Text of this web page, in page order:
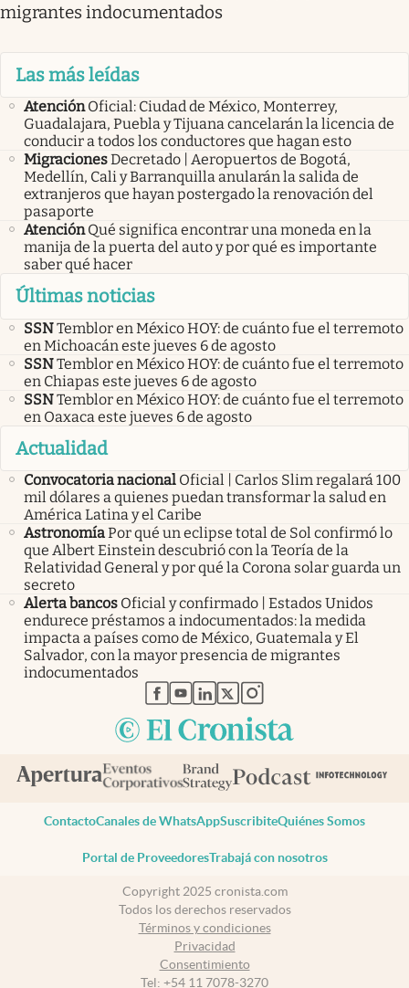
migrantes indocumentados
Las más leídas
Atención Oficial: Ciudad de México, Monterrey,
Guadalajara, Puebla y Tijuana cancelarán la licencia de
conducir a todos los conductores que hagan esto
MigracionesDecretado | Aeropuertos de Bogotá,
Medellín, Cali y Barranquilla anularán la salida de
extranjeros que hayan postergado la renovación del
pasaporte
Atención Qué significa encontrar una moneda en la
manija de la puerta del auto y por qué es importante
saber qué hacer
Últimas noticias
SSNTemblor en México HOY: de cuánto fue el terremoto
en Michoacán este jueves 6 de agosto
SSNTemblor en México HOY: de cuánto fue el terremoto
en Chiapas este jueves 6 de agosto
SSNTemblor en México HOY: de cuánto fue el terremoto
en Oaxaca este jueves 6 de agosto
Actualidad
Convocatoria nacional Oficial | Carlos Slim regalará 100
mil dólares a quienes puedan transformar la salud en
América Latina y el Caribe
AstronomíaPor qué un eclipse total de Sol confirmó lo
que Albert Einstein descubrió con la Teoría de la
Relatividad General y por qué la Corona solar guarda un
secreto
Alerta bancos Oficial y confirmado | Estados Unidos
endurece préstamos a indocumentados: la medida
impacta a países como de México, Guatemala y El
Salvador, con la mayor presencia de migrantes
indocumentados
abre en nueva pestaña
abre en nueva pestaña
abre en nueva pestaña
abre en nueva pestaña
abre en nueva pestaña
ContactoCanales de WhatsAppSuscribiteQuiénes Somos
Portal de ProveedoresTrabajá con nosotros
Copyright 2025 cronista.com
Todos los derechos reservados
Términos y condiciones
Privacidad
Consentimiento
Tel: +54 11 7078-3270